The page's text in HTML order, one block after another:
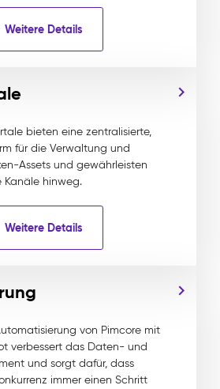
Weitere Details
bieten eine zentralisierte,
für die Verwaltung und
Assets und gewährleisten
Kanäle hinweg.
Weitere Details
von Pimcore mit
verbessert das Daten- und
und sorgt dafür, dass
immer einen Schritt